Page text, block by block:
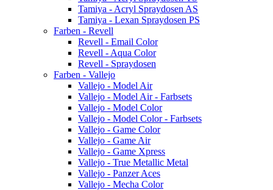
Tamiya - Acryl Spraydosen AS
Tamiya - Lexan Spraydosen PS
Farben - Revell
Revell - Email Color
Revell - Aqua Color
Revell - Spraydosen
Farben - Vallejo
Vallejo - Model Air
Vallejo - Model Air - Farbsets
Vallejo - Model Color
Vallejo - Model Color - Farbsets
Vallejo - Game Color
Vallejo - Game Air
Vallejo - Game Xpress
Vallejo - True Metallic Metal
Vallejo - Panzer Aces
Vallejo - Mecha Color